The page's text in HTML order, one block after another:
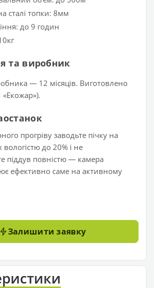
сталі топки: 8мм
до 9 годин
та виробник
— 12 місяців. Виготовлено
«Екожар»).
прогріву заводьте пічку на
вологістю до 20% і не
піддув повністю — камера
ефективно саме на активному
Залишити заявку